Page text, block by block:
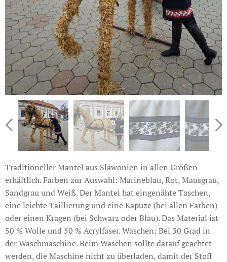
Traditioneller Mantel aus Slawonien in allen Größen
erhältlich. Farben zur Auswahl: Marineblau, Rot, Mausgrau,
Sandgrau und Weiß. Der Mantel hat eingenähte Taschen,
eine leichte Taillierung und eine Kapuze (bei allen Farben)
oder einen Kragen (bei Schwarz oder Blau). Das Material ist
50 % Wolle und 50 % Acrylfaser. Waschen: Bei 30 Grad in
der Waschmaschine. Beim Waschen sollte darauf geachtet
werden, die Maschine nicht zu überladen, damit der Stoff